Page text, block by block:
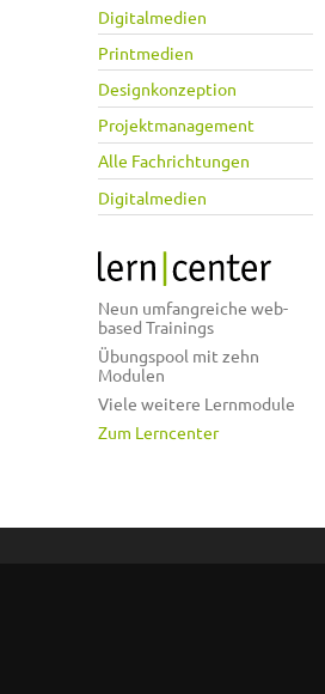
Digitalmedien
Printmedien
Designkonzeption
Projektmanagement
Alle Fachrichtungen
Digitalmedien
Neun umfangreiche web-
based Trainings
Übungspool mit zehn
Modulen
Viele weitere Lernmodule
Zum Lerncenter